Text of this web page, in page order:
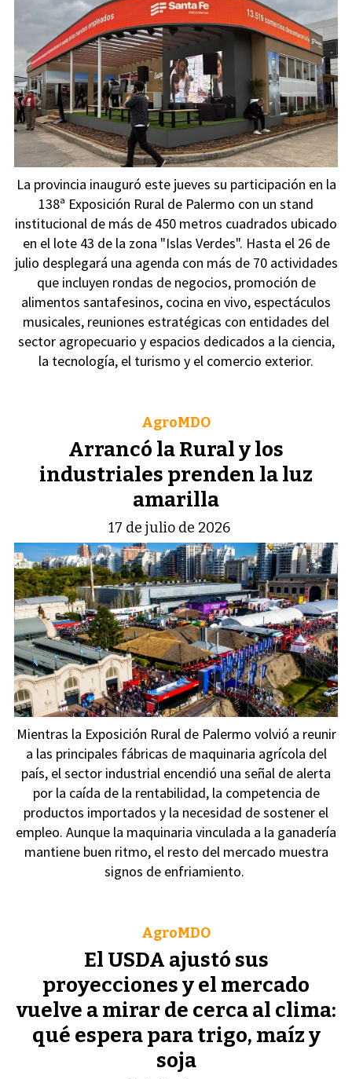
La provincia inauguró este jueves su participación en la
138ª Exposición Rural de Palermo con un stand
institucional de más de 450 metros cuadrados ubicado
en el lote 43 de la zona "Islas Verdes". Hasta el 26 de
julio desplegará una agenda con más de 70 actividades
que incluyen rondas de negocios, promoción de
alimentos santafesinos, cocina en vivo, espectáculos
musicales, reuniones estratégicas con entidades del
sector agropecuario y espacios dedicados a la ciencia,
la tecnología, el turismo y el comercio exterior.
Arrancó la Rural y los
industriales prenden la luz
amarilla
AgroMDO
17 de julio de 2026
Mientras la Exposición Rural de Palermo volvió a reunir
a las principales fábricas de maquinaria agrícola del
país, el sector industrial encendió una señal de alerta
por la caída de la rentabilidad, la competencia de
productos importados y la necesidad de sostener el
empleo. Aunque la maquinaria vinculada a la ganadería
mantiene buen ritmo, el resto del mercado muestra
signos de enfriamiento.
El USDA ajustó sus
proyecciones y el mercado
vuelve a mirar de cerca al clima:
qué espera para trigo, maíz y
soja
AgroMDO